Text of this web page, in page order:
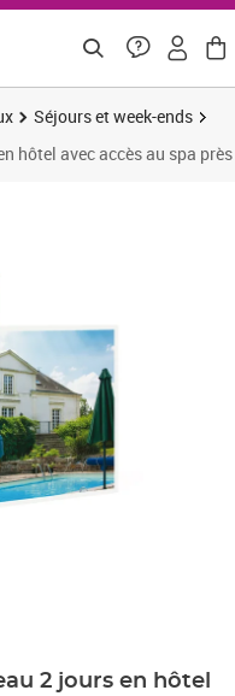
Séjours et week-ends
hôtel avec accès au spa
2 jours en hôtel